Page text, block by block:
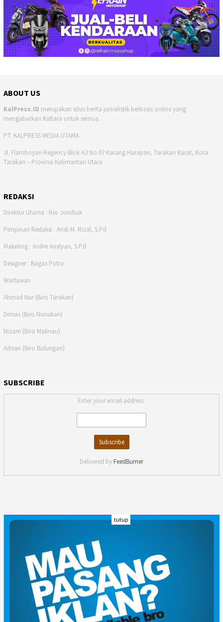
ABOUT US
KalPress.ID merupakan situs berita jurnalistik berbasis online yang
mengabarkan Kaltara untuk semua.
PT. KALPRESS MEDIA UTAMA
Jl. Flamboyan Regency Blok A3 No.07 Karang Harapan, Tarakan Barat, Kota
Tarakan – Provinsi Kalimantan Utara
REDAKSI
Direktur Utama : Rio Jondruk
Pimpinan Redaksi : Andi M. Rizal, S.Pd
Maketing : Andre Aristyan, S.Pd
Designer : Bagas Putra
Wartawan :
Ahmad Nur (Biro Tarakan)
Dimas (Biro Nunukan)
Nizam (Biro Malinau)
Adrian (Biro Bulungan)
SUBSCRIBE
Enter your email address:
Delivered by FeedBurner
INDEKS
KARIR
REDAKSI
PRIVACY POLICY
DISCLAIMER
TENTANG KAMI
KONTAK KAMI
FORM PENGADUAN
PEDOMAN MEDIA SIBER
tutup